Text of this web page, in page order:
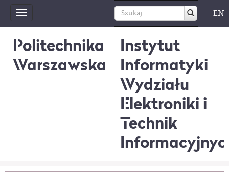
Toggle
navigation
EN
Politechnika
Warszawska
Instytut
Informatyki
Wydziału
Elektroniki i
Technik